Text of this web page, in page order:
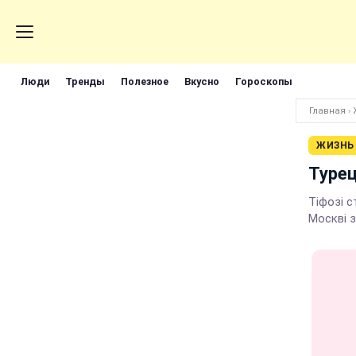
Люди Тренды Полезное Вкусно Гороскопы
Главная ›
ЖИЗНЬ
Тіфозі
Москві